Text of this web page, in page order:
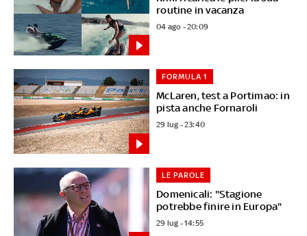
routine in vacanza
04 ago - 20:09
McLaren, test a Portimao: in
pista anche Fornaroli
FORMULA 1
29 lug - 23:40
Domenicali: "Stagione
potrebbe finire in Europa"
LE PAROLE
29 lug - 14:55